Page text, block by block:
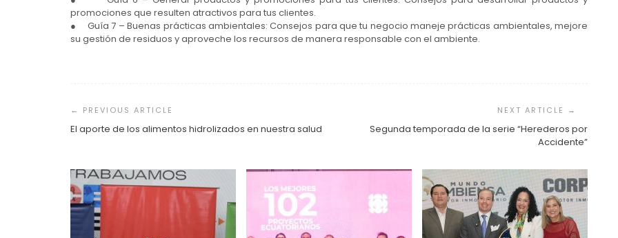
promociones que resulten atractivos para tus clientes.
● Guía 7 – Buenas prácticas ambientales: Consejos para que tu negocio maneje prácticas ambientales, mejore
su gestión de residuos y aproveche los recursos de manera responsable con el ambiente.
de
entradas
El aporte de los alimentos hidrolizados en nuestra salud
Segunda temporada de la serie “Herederos por
Accidente”